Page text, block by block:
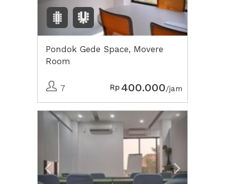
Pondok Gede Space, Movere
Room
7 Rp 400.000/jam
Previous Next2